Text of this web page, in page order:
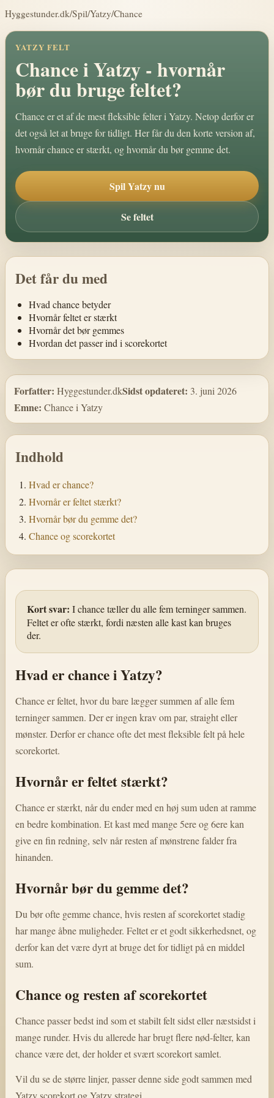
Hyggestunder.dk/Spil/Yatzy/Chance
YATZY FELT
Chance i Yatzy - hvornår
bør du bruge feltet?
Chance er et af de mest fleksible felter i Yatzy. Netop derfor er
det også let at bruge for tidligt. Her får du den korte version af,
hvornår chance er stærkt, og hvornår du bør gemme det.
Spil Yatzy nu
Se feltet
Det får du med
Hvad chance betyder
Hvornår feltet er stærkt
Hvornår det bør gemmes
Hvordan det passer ind i scorekortet
Forfatter: Hyggestunder.dkSidst opdateret: 3. juni 2026
Emne: Chance i Yatzy
Indhold
Hvad er chance?
Hvornår er feltet stærkt?
Hvornår bør du gemme det?
Chance og scorekortet
Kort svar: I chance tæller du alle fem terninger sammen.
Feltet er ofte stærkt, fordi næsten alle kast kan bruges
der.
Hvad er chance i Yatzy?
Chance er feltet, hvor du bare lægger summen af alle fem
terninger sammen. Der er ingen krav om par, straight eller
mønster. Derfor er chance ofte det mest fleksible felt på hele
scorekortet.
Hvornår er feltet stærkt?
Chance er stærkt, når du ender med en høj sum uden at ramme
en bedre kombination. Et kast med mange 5ere og 6ere kan
give en fin redning, selv når resten af mønstrene falder fra
hinanden.
Hvornår bør du gemme det?
Du bør ofte gemme chance, hvis resten af scorekortet stadig
har mange åbne muligheder. Feltet er et godt sikkerhedsnet, og
derfor kan det være dyrt at bruge det for tidligt på en middel
sum.
Chance og resten af scorekortet
Chance passer bedst ind som et stabilt felt sidst eller næstsidst i
mange runder. Hvis du allerede har brugt flere nød-felter, kan
chance være det, der holder et svært scorekort samlet.
Vil du se de større linjer, passer denne side godt sammen med
Yatzy scorekortogYatzy strategi